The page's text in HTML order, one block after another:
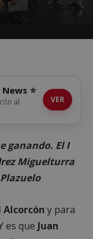
⭐
al
VER
ganando. El I
Miguelturra
Alcorcón y para
es que Juan